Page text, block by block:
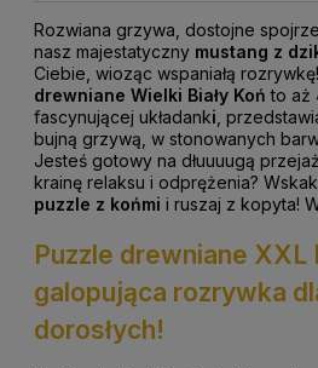
Rozwiana grzywa, dostojne
nasz majestatyczny mustang z
Ciebie, wioząc wspaniałą rozrywkę!
drewniane Wielki Biały Koń to aż
fascynującej układanki ,
bujną grzywą, w stonowanych
Jesteś gotowy na dłuuuugą
krainę relaksu i odprężenia?
puzzle z końmi i ruszaj z kopyta!
Puzzle drewniane XXL
galopująca rozrywka
dorosłych!